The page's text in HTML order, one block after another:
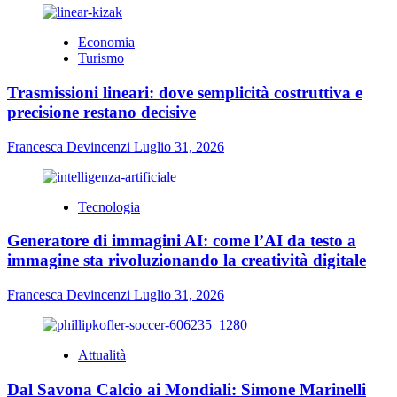
Economia
Turismo
Trasmissioni lineari: dove semplicità costruttiva e
precisione restano decisive
Francesca Devincenzi Luglio 31, 2026
Tecnologia
Generatore di immagini AI: come l’AI da testo a
immagine sta rivoluzionando la creatività digitale
Francesca Devincenzi Luglio 31, 2026
Attualità
Dal Savona Calcio ai Mondiali: Simone Marinelli